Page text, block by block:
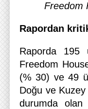
Freedom
Rapordan
Raporda 195
Freedom
(% 30) ve 49
Doğu ve
durumda olan